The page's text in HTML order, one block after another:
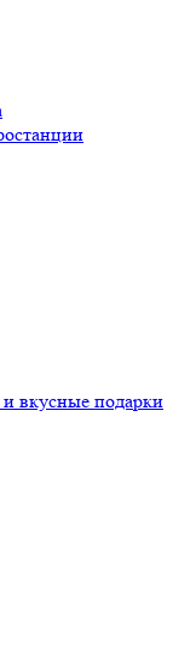
вкусные подарки